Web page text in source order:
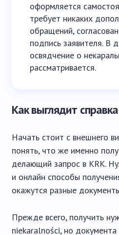
оформляется
требует никаких
обращений,
подпись заявителя. В
освядчение о
рассматривается.
Как выглядит
Начать стоит с внешнего
понять, что же именно
делающий запрос в KRK.
и онлайн способы
окажутся разные
Прежде всего, получить
niekaralności, но